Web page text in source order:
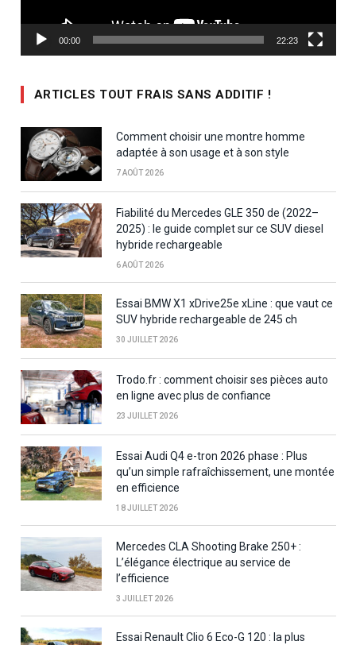
00:00 22:23
ARTICLES TOUT FRAIS SANS ADDITIF !
Comment choisir une montre homme
adaptée à son usage et à son style
7 AOÛT 2026
Fiabilité du Mercedes GLE 350 de (2022–
2025) : le guide complet sur ce SUV diesel
hybride rechargeable
6 AOÛT 2026
Essai BMW X1 xDrive25e xLine : que vaut ce
SUV hybride rechargeable de 245 ch
30 JUILLET 2026
Trodo.fr : comment choisir ses pièces auto
en ligne avec plus de confiance
23 JUILLET 2026
Essai Audi Q4 e-tron 2026 phase : Plus
qu’un simple rafraîchissement, une montée
en efficience
18 JUILLET 2026
Mercedes CLA Shooting Brake 250+ :
L’élégance électrique au service de
l’efficience
3 JUILLET 2026
Essai Renault Clio 6 Eco-G 120 : la plus